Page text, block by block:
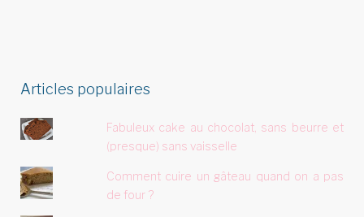
Articles populaires
Fabuleux cake au chocolat, sans beurre et
(presque) sans vaisselle
Comment cuire un gâteau quand on a pas
de four ?